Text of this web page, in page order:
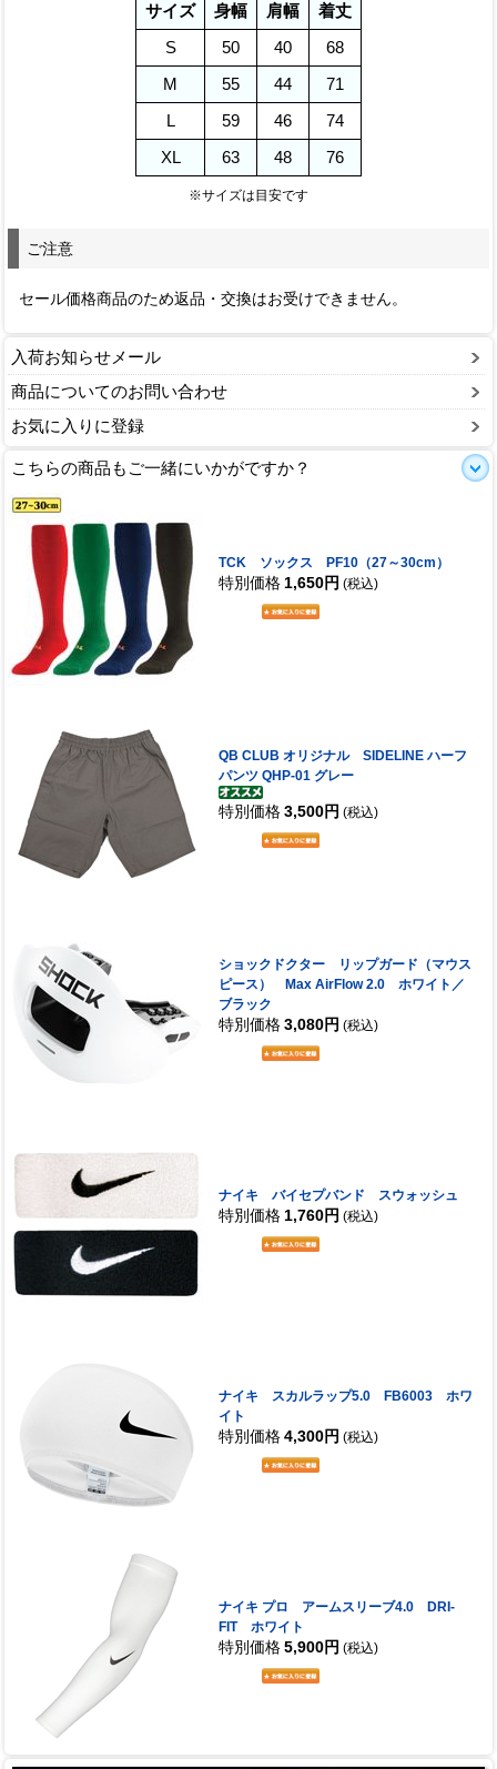
サイズ 身幅 肩幅
着丈
S
50 40
68
M
55 44
71
L
59 46
74
XL
63 48 76
※サイズは目安です
ご注意
セール価格商品のため返品・交換はお受けできません。
入荷お知らせメール
商品についてのお問い合わせ
お気に入りに登録
こちらの商品もご一緒にいかがですか？
TCK ソックス PF10（27～30cm）
特別価格 1,650円 (税込)
QB CLUB オリジナル SIDELINE ハーフ
パンツ QHP-01 グレー
特別価格 3,500円 (税込)
ショックドクター リップガード（マウス
ピース） Max AirFlow 2.0 ホワイト／
ブラック
特別価格 3,080円 (税込)
ナイキ バイセプバンド スウォッシュ
特別価格 1,760円 (税込)
ナイキ スカルラップ5.0 FB6003 ホワ
イト
特別価格 4,300円 (税込)
ナイキ プロ アームスリーブ4.0 DRI-
FIT ホワイト
特別価格 5,900円 (税込)